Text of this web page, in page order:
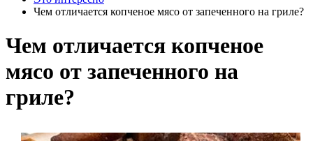
Чем отличается копченое мясо от запеченного на гриле?
Чем отличается копченое
мясо от запеченного на
гриле?